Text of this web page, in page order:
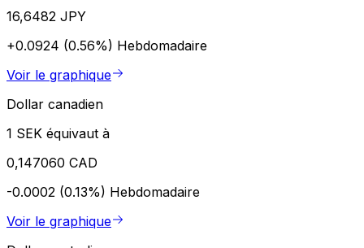
16,6482 JPY
+0.0924 (0.56%) Hebdomadaire
Voir le graphique
Dollar canadien
1 SEK équivaut à
0,147060 CAD
-0.0002 (0.13%) Hebdomadaire
Voir le graphique